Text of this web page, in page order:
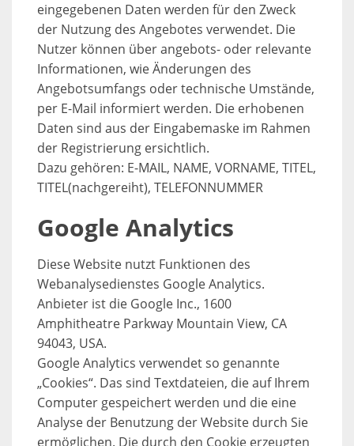
eingegebenen Daten werden für den Zweck
der Nutzung des Angebotes verwendet. Die
Nutzer können über angebots- oder relevante
Informationen, wie Änderungen des
Angebotsumfangs oder technische Umstände,
per E-Mail informiert werden. Die erhobenen
Daten sind aus der Eingabemaske im Rahmen
der Registrierung ersichtlich.
Dazu gehören: E-MAIL, NAME, VORNAME, TITEL,
TITEL(nachgereiht), TELEFONNUMMER
Google Analytics
Diese Website nutzt Funktionen des
Webanalysedienstes Google Analytics.
Anbieter ist die Google Inc., 1600
Amphitheatre Parkway Mountain View, CA
94043, USA.
Google Analytics verwendet so genannte
„Cookies“. Das sind Textdateien, die auf Ihrem
Computer gespeichert werden und die eine
Analyse der Benutzung der Website durch Sie
ermöglichen. Die durch den Cookie erzeugten